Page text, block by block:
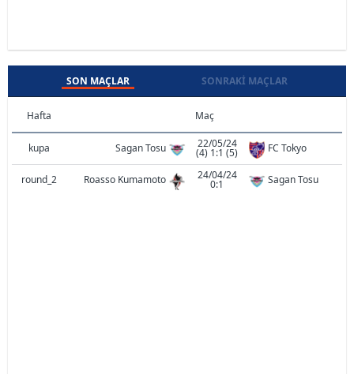
SON MAÇLAR SONRAKI MAÇLAR
Hafta Maç
kupa Sagan Tosu 22/05/24
(4) 1:1 (5) FC Tokyo
round_2 Roasso Kumamoto 24/04/24
0:1 Sagan Tosu